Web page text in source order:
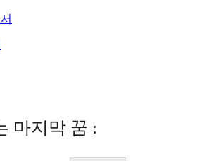
마지막 꿈 :